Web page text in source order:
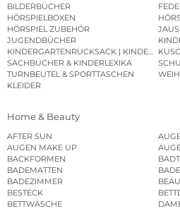
BILDERBÜCHER
HÖRSPIELBOXEN
HÖRSPIEL ZUBEHÖR
JUGENDBÜCHER
KINDERGARTENRUCKSACK |
SACHBÜCHER & KINDERLEXIKA
TURNBEUTEL & SPORTTASCHEN
KLEIDER
Home & Beauty
AFTER SUN
AUGEN MAKE UP
BACKFORMEN
BADEMATTEN
BADEZIMMER
BESTECK
BETTWÄSCHE